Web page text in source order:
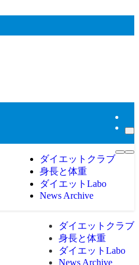
ダイエットクラブ
身長と体重
ダイエットLabo
News Archive
ダイエットクラブ
身長と体重
ダイエットLabo
News Archive